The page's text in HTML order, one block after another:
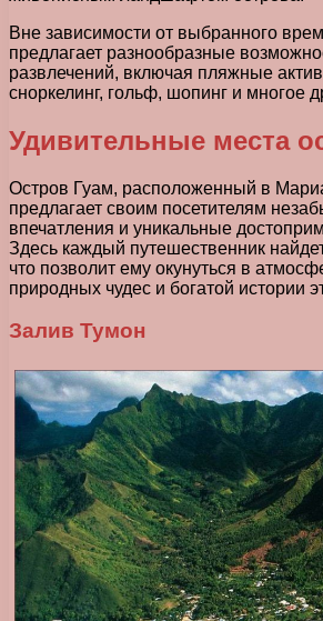
Вне зависимости от выбранного
предлагает разнообразные
развлечений, включая пляжные
сноркелинг, гольф, шопинг и многое
Удивительные места
Остров Гуам, расположенный в
предлагает своим посетителям
впечатления и уникальные
Здесь каждый путешественник
что позволит ему окунуться в
природных чудес и богатой истории
Залив Тумон